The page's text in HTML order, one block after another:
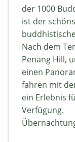
der 1000
ist der
Nach dem
Penang Hill,
einen
fahren mit
ein Erlebnis
Verfügung.